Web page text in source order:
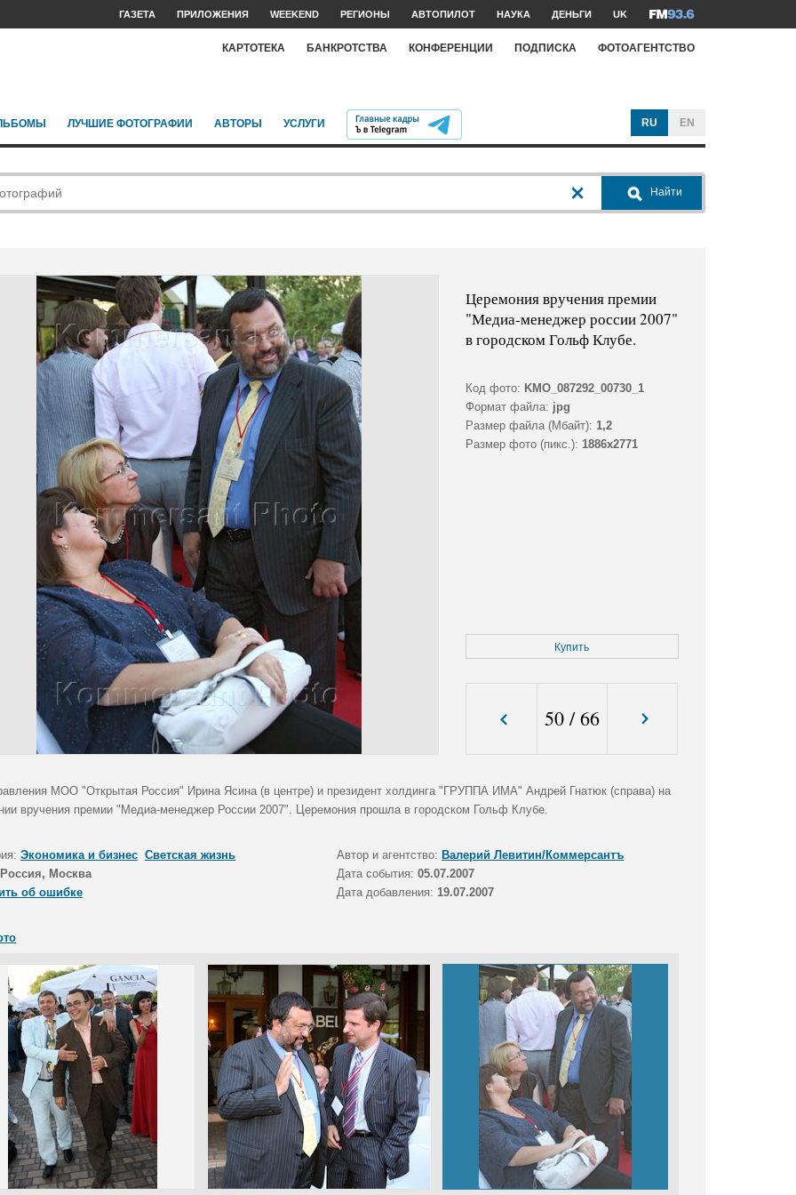
ГАЗЕТА ПРИЛОЖЕНИЯ WEEKEND РЕГИОНЫ АВТОПИЛОТ НАУКА ДЕНЬГИ UK
КАРТОТЕКА БАНКРОТСТВА КОНФЕРЕНЦИИ ПОДПИСКА ФОТОАГЕНТСТВО
ЛУЧШИЕ ФОТОГРАФИИ АВТОРЫ УСЛУГИ RU EN
Найти
Церемония вручения премии
"Медиа-менеджер россии 2007"
в городском Гольф Клубе.
Код фото: KMO_087292_00730_1
Формат файла: jpg
Размер файла (Мбайт): 1,2
Размер фото (пикс.): 1886x2771
Купить
50/66
МОО "Открытая Россия" Ирина Ясина (в центре) и президент холдинга "ГРУППА ИМА" Андрей Гнатюк (справа) на
вручения премии "Медиа-менеджер России 2007". Церемония прошла в городском Гольф Клубе.
Экономика и бизнес Светская жизнь Автор и агентство: Валерий Левитин/Коммерсантъ
Россия, Москва Дата события: 05.07.2007
об ошибке
Дата добавления: 19.07.2007